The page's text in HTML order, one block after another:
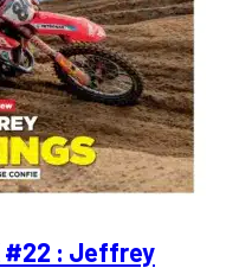
#22 : Jeffrey